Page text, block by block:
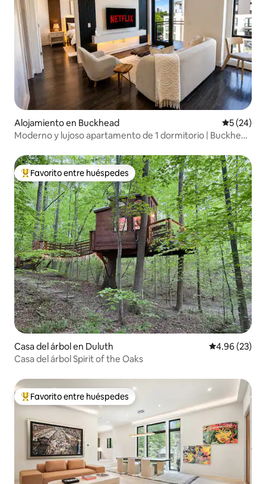
Alojamiento en Buckhead
5 (24)
Moderno y lujoso apartamento de 1 dormitorio | Buckhead
Favorito entre huéspedes preferido
Favorito entre huéspedes
Casa del árbol en Duluth Calificación
4.96 (23)
Casa del árbol Spirit of the Oaks
Favorito entre huéspedes preferido
Favorito entre huéspedes